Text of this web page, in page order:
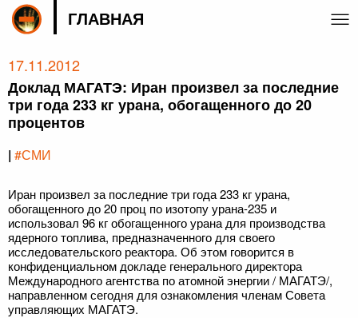
ГЛАВНАЯ
17.11.2012
Доклад МАГАТЭ: Иран произвел за последние
три года 233 кг урана, обогащенного до 20
процентов
| #СМИ
Иран произвел за последние три года 233 кг урана,
обогащенного до 20 проц по изотопу урана-235 и
использовал 96 кг обогащенного урана для производства
ядерного топлива, предназначенного для своего
исследовательского реактора. Об этом говорится в
конфиденциальном докладе генерального директора
Международного агентства по атомной энергии / МАГАТЭ/,
направленном сегодня для ознакомления членам Совета
управляющих МАГАТЭ.